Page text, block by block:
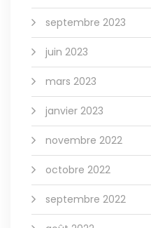
septembre 2023
juin 2023
mars 2023
janvier 2023
novembre 2022
octobre 2022
septembre 2022